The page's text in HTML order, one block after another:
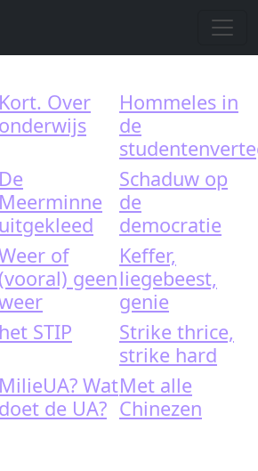
Kort. Over
onderwijs
Hommeles in
de
De
Meerminne
uitgekleed
Schaduw op
de
democratie
of
(vooral) geen
Keffer,
liegebeest,
genie
het STIP
Strike thrice,
strike hard
MilieUA? Wat
doet de UA?
Met alle
Chinezen